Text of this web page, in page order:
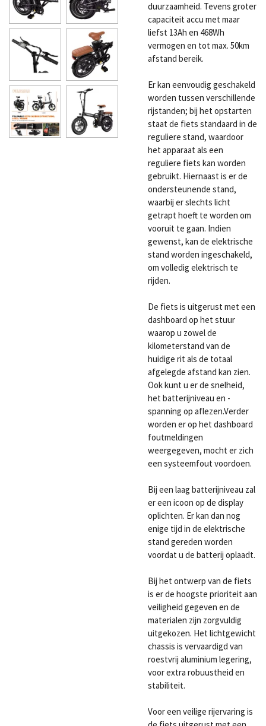
duurzaamheid. Tevens groter
capaciteit accu met maar
liefst 13Ah en 468Wh
vermogen en tot max. 50km
afstand bereik.
Er kan eenvoudig geschakeld
worden tussen verschillende
rijstanden; bij het opstarten
staat de fiets standaard in de
reguliere stand, waardoor
het apparaat als een
reguliere fiets kan worden
gebruikt. Hiernaast is er de
ondersteunende stand,
waarbij er slechts licht
getrapt hoeft te worden om
vooruit te gaan. Indien
gewenst, kan de elektrische
stand worden ingeschakeld,
om volledig elektrisch te
rijden.
De fiets is uitgerust met een
dashboard op het stuur
waarop u zowel de
kilometerstand van de
huidige rit als de totaal
afgelegde afstand kan zien.
Ook kunt u er de snelheid,
het batterijniveau en -
spanning op aflezen.Verder
worden er op het dashboard
foutmeldingen
weergegeven, mocht er zich
een systeemfout voordoen.
Bij een laag batterijniveau zal
er een icoon op de display
oplichten. Er kan dan nog
enige tijd in de elektrische
stand gereden worden
voordat u de batterij oplaadt.
Bij het ontwerp van de fiets
is er de hoogste prioriteit aan
veiligheid gegeven en de
materialen zijn zorgvuldig
uitgekozen. Het lichtgewicht
chassis is vervaardigd van
roestvrij aluminium legering,
voor extra robuustheid en
stabiliteit.
Voor een veilige rijervaring is